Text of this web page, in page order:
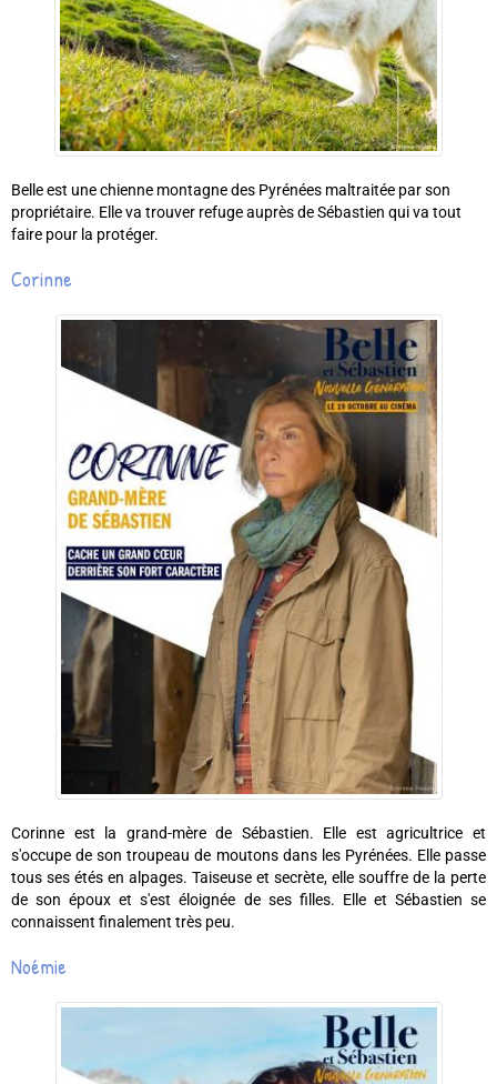
Belle est une chienne montagne des Pyrénées maltraitée par son
propriétaire. Elle va trouver refuge auprès de Sébastien qui va tout
faire pour la protéger.
Corinne
Corinne est la grand-mère de Sébastien. Elle est agricultrice et
s'occupe de son troupeau de moutons dans les Pyrénées. Elle passe
tous ses étés en alpages. Taiseuse et secrète, elle souffre de la perte
de son époux et s'est éloignée de ses filles. Elle et Sébastien se
connaissent finalement très peu.
Noémie